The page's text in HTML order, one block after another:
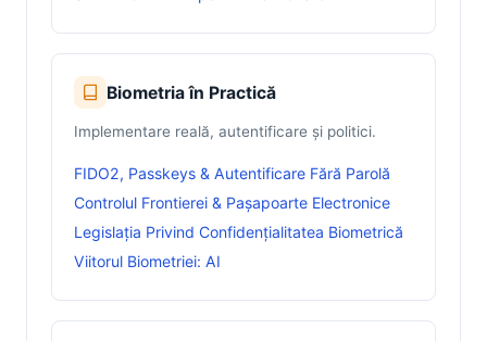
Biometria în Practică
Implementare reală, autentificare și politici.
FIDO2, Passkeys & Autentificare Fără Parolă
Controlul Frontierei & Pașapoarte Electronice
Legislația Privind Confidențialitatea Biometrică
Viitorul Biometriei: AI